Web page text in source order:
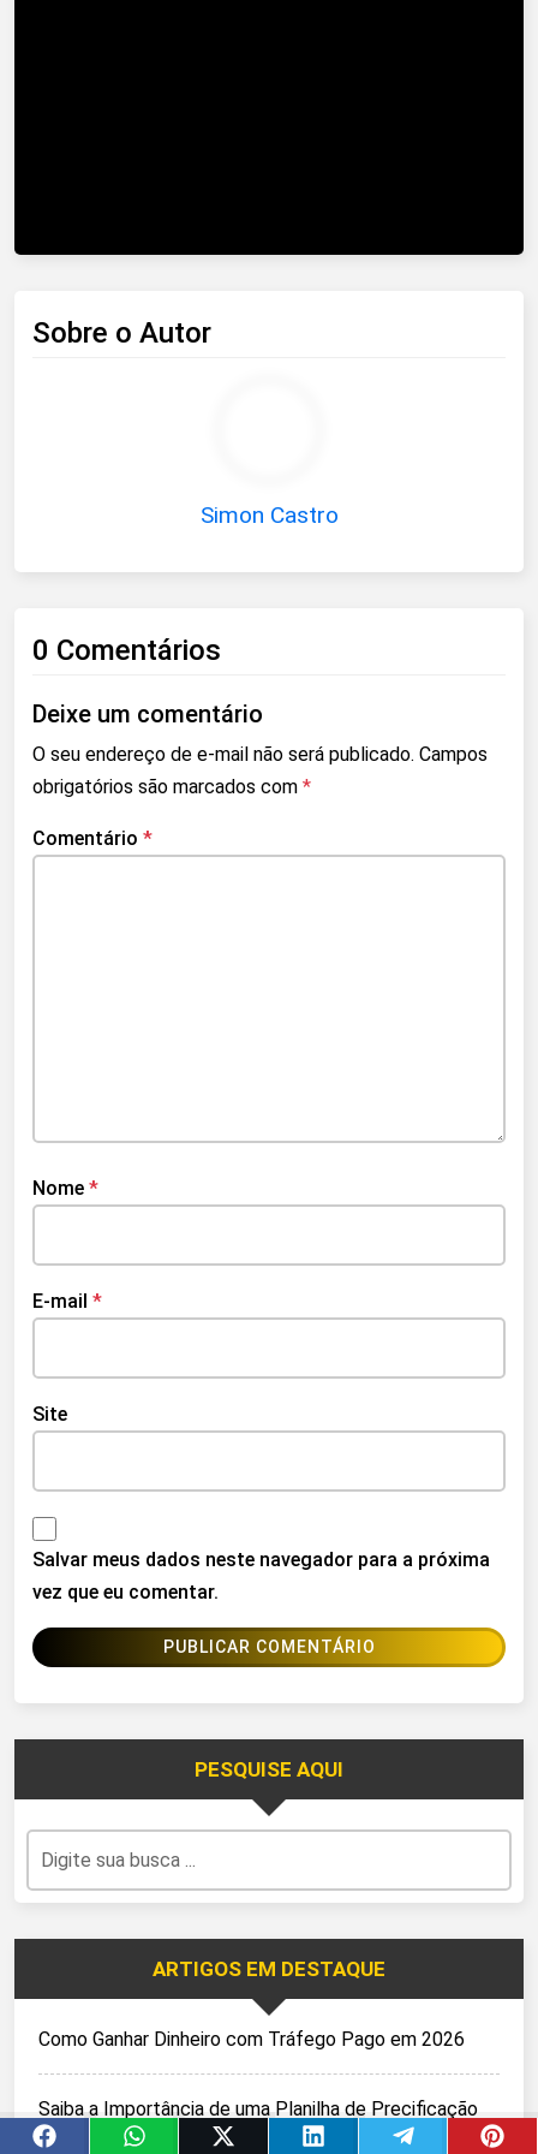
Sobre o Autor
Simon Castro
0 Comentários
Deixe um comentário
O seu endereço de e-mail não será publicado. Campos
obrigatórios são marcados com *
Comentário *
Nome *
E-mail *
Site
Salvar meus dados neste navegador para a próxima
vez que eu comentar.
PESQUISE AQUI
ARTIGOS EM DESTAQUE
Como Ganhar Dinheiro com Tráfego Pago em 2026
Saiba a Importância de uma Planilha de Precificação
para Corte a Laser.